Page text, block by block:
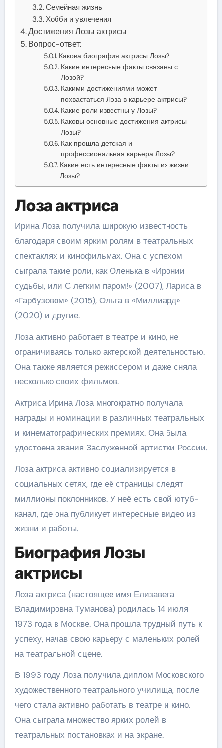
Семейная жизнь
Хобби и увлечения
Достижения Лозы актрисы
Вопрос-ответ:
Какова биография актрисы Лозы?
Какие интересные факты связаны с
Лозой?
Какими достижениями может
похвастаться Лоза в карьере актрисы?
Какие роли известны у Лозы?
Каковы основные достижения актрисы
Лозы?
Как прошла детская и
профессиональная карьера Лозы?
Какие есть интересные факты из жизни
Лозы?
Лоза актриса
Ирина Лоза получила широкую известность
благодаря своим ярким ролям в театральных
спектаклях и кинофильмах. Она с успехом
сыграла такие роли, как Оленька в «Иронии
судьбы, или С легким паром!» (2007), Лариса в
«Гарбузовом» (2015), Ольга в «Миллиард»
(2020) и другие.
Лоза активно работает в театре и кино, не
ограничиваясь только актерской деятельностью.
Она также является режиссером и даже сняла
несколько своих фильмов.
Актриса Ирина Лоза многократно получала
награды и номинации в различных театральных
и кинематографических премиях. Она была
удостоена звания Заслуженной артистки России.
Лоза актриса активно социализируется в
социальных сетях, где её страницы следят
миллионы поклонников. У неё есть свой ютуб-
канал, где она публикует интересные видео из
жизни и работы.
Биография Лозы
актрисы
Лоза актриса (настоящее имя Елизавета
Владимировна Туманова) родилась 14 июля
1973 года в Москве. Она прошла трудный путь к
успеху, начав свою карьеру с маленьких ролей
на театральной сцене.
В 1993 году Лоза получила диплом Московского
художественного театрального училища, после
чего стала активно работать в театре и кино.
Она сыграла множество ярких ролей в
театральных постановках и на экране.